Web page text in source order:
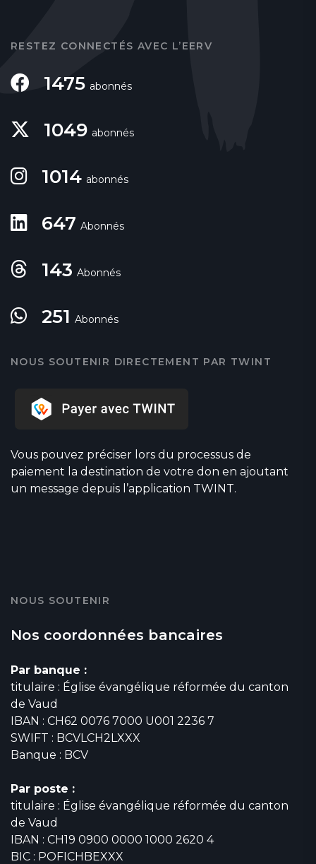
RESTEZ CONNECTÉS AVEC L’EERV
1475 abonnés
1049 abonnés
1014 abonnés
647 Abonnés
143 Abonnés
251 Abonnés
NOUS SOUTENIR DIRECTEMENT PAR TWINT
Vous pouvez préciser lors du processus de
paiement la destination de votre don en ajoutant
un message depuis l’application TWINT.
NOUS SOUTENIR
Nos coordonnées bancaires
Par banque :
titulaire : Église évangélique réformée du canton
de Vaud
IBAN : CH62 0076 7000 U001 2236 7
SWIFT : BCVLCH2LXXX
Banque : BCV
Par poste :
titulaire : Église évangélique réformée du canton
de Vaud
IBAN : CH19 0900 0000 1000 2620 4
BIC : POFICHBEXXX